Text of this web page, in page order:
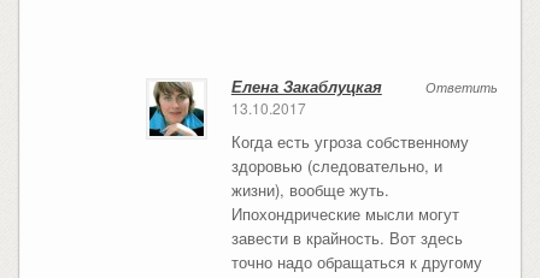
Ответить
Елена Закаблуцкая
13.10.2017
Когда есть угроза собственному
здоровью (следовательно, и
жизни), вообще жуть.
Ипохондрические мысли могут
завести в крайность. Вот здесь
точно надо обращаться к другому